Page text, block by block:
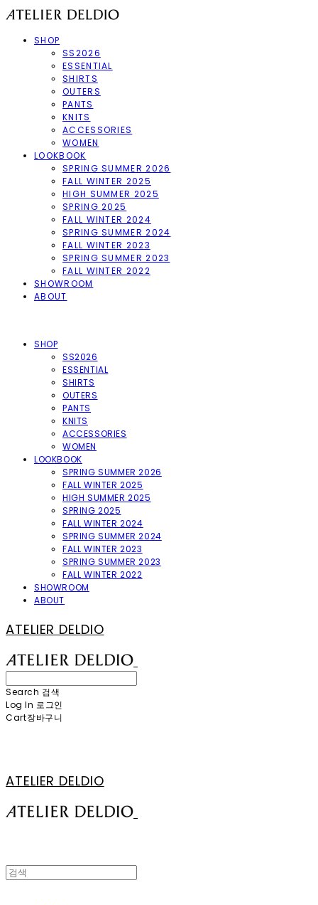
SHOP
SS2026
ESSENTIAL
SHIRTS
OUTERS
PANTS
KNITS
ACCESSORIES
WOMEN
LOOKBOOK
SPRING SUMMER 2026
FALL WINTER 2025
HIGH SUMMER 2025
SPRING 2025
FALL WINTER 2024
SPRING SUMMER 2024
FALL WINTER 2023
SPRING SUMMER 2023
FALL WINTER 2022
SHOWROOM
ABOUT
SHOP
SS2026
ESSENTIAL
SHIRTS
OUTERS
PANTS
KNITS
ACCESSORIES
WOMEN
LOOKBOOK
SPRING SUMMER 2026
FALL WINTER 2025
HIGH SUMMER 2025
SPRING 2025
FALL WINTER 2024
SPRING SUMMER 2024
FALL WINTER 2023
SPRING SUMMER 2023
FALL WINTER 2022
SHOWROOM
ABOUT
ATELIER DELDIO
Search 검색
Log In 로그인
Cart장바구니
ATELIER DELDIO